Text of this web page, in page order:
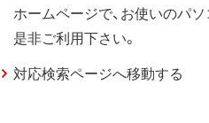
ホームページで、お使いのパ
是非ご利用下さい。
対応検索ページへ移動する